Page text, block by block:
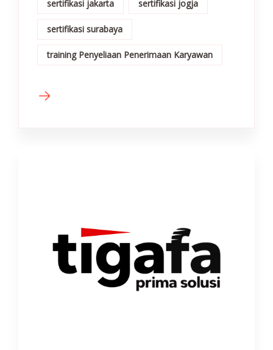
sertifikasi jakarta sertifikasi jogja
sertifikasi surabaya
training Penyeliaan Penerimaan Karyawan